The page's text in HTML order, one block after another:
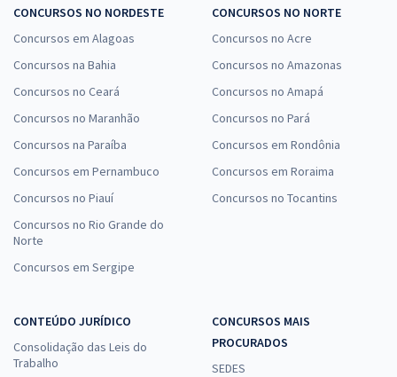
CONCURSOS NO NORDESTE
Concursos em Alagoas
Concursos na Bahia
Concursos no Ceará
Concursos no Maranhão
Concursos na Paraíba
Concursos em Pernambuco
Concursos no Piauí
Concursos no Rio Grande do
Norte
Concursos em Sergipe
CONCURSOS NO NORTE
Concursos no Acre
Concursos no Amazonas
Concursos no Amapá
Concursos no Pará
Concursos em Rondônia
Concursos em Roraima
Concursos no Tocantins
CONTEÚDO JURÍDICO
Consolidação das Leis do
Trabalho
CONCURSOS MAIS
PROCURADOS
SEDES